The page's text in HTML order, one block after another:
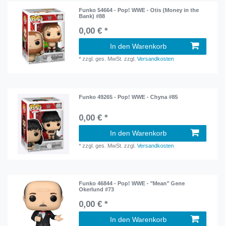
Funko 54664 - Pop! WWE - Otis (Money in the
Bank) #88
0,00 € *
In den Warenkorb
*zzgl. ges. MwSt. zzgl.Versandkosten
Funko 49265 - Pop! WWE - Chyna #85
0,00 € *
In den Warenkorb
*zzgl. ges. MwSt. zzgl.Versandkosten
Funko 46844 - Pop! WWE - "Mean" Gene
Okerlund #73
0,00 € *
In den Warenkorb